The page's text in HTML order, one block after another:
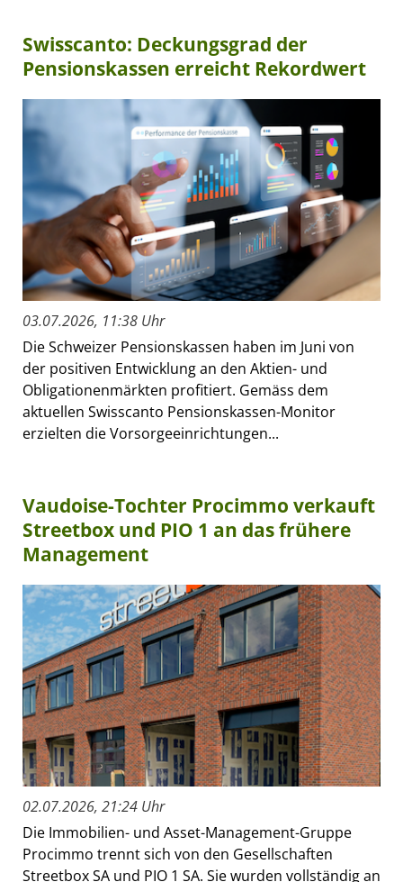
Swisscanto: Deckungsgrad der
Pensionskassen erreicht Rekordwert
03.07.2026, 11:38 Uhr
Die Schweizer Pensionskassen haben im Juni von
der positiven Entwicklung an den Aktien- und
Obligationenmärkten profitiert. Gemäss dem
aktuellen Swisscanto Pensionskassen-Monitor
erzielten die Vorsorgeeinrichtungen...
Vaudoise-Tochter Procimmo verkauft
Streetbox und PIO 1 an das frühere
Management
02.07.2026, 21:24 Uhr
Die Immobilien- und Asset-Management-Gruppe
Procimmo trennt sich von den Gesellschaften
Streetbox SA und PIO 1 SA. Sie wurden vollständig an